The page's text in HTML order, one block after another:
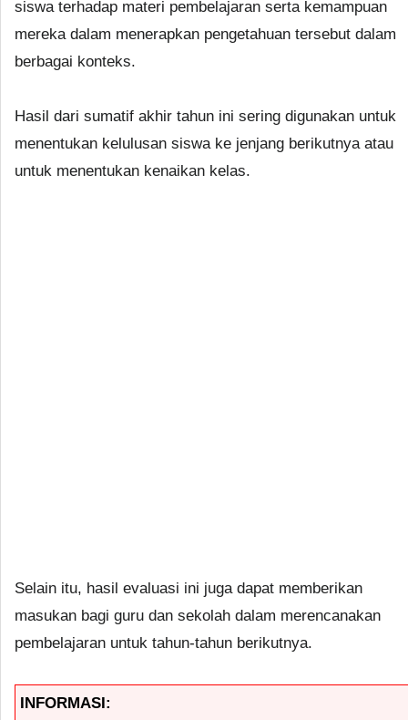
siswa terhadap materi pembelajaran serta kemampuan
mereka dalam menerapkan pengetahuan tersebut dalam
berbagai konteks.
Hasil dari sumatif akhir tahun ini sering digunakan untuk
menentukan kelulusan siswa ke jenjang berikutnya atau
untuk menentukan kenaikan kelas.
Selain itu, hasil evaluasi ini juga dapat memberikan
masukan bagi guru dan sekolah dalam merencanakan
pembelajaran untuk tahun-tahun berikutnya.
INFORMASI: